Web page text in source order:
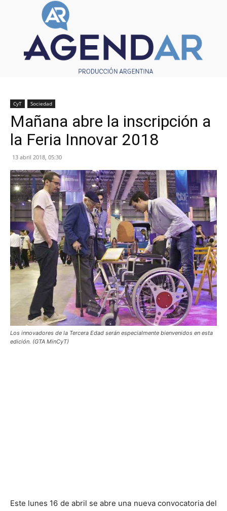
CyT Sociedad
Mañana abre la inscripción a
la Feria Innovar 2018
13 abril 2018, 05:30
Los innovadores de la Tercera Edad serán especialmente bienvenidos en esta
edición. (GTA MinCyT)
Este lunes 16 de abril se abre una nueva convocatoria del